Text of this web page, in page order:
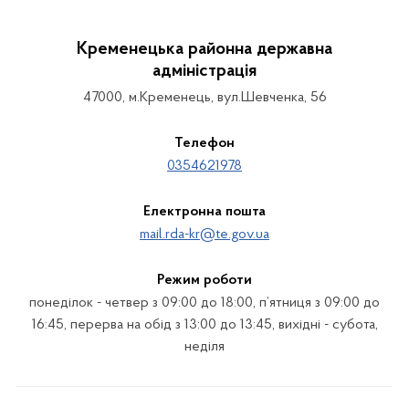
Кременецька районна державна
адміністрація
47000, м.Кременець, вул.Шевченка, 56
Телефон
0354621978
Електронна пошта
mail.rda-kr@te.gov.ua
Режим роботи
понеділок - четвер з 09:00 до 18:00, п’ятниця з 09:00 до
16:45, перерва на обід з 13:00 до 13:45, вихідні - субота,
неділя